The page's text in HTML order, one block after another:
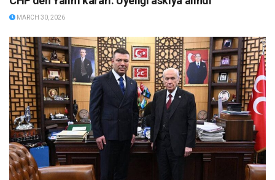
MARCH 30, 2026